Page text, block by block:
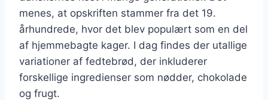
menes, at opskriften stammer fra det 19.
århundrede, hvor det blev populært som en del
af hjemmebagte kager. I dag findes der utallige
variationer af fedtebrød, der inkluderer
forskellige ingredienser som nødder, chokolade
og frugt.